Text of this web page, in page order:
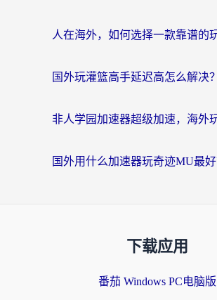
下载应用
番茄 Windows PC电脑版